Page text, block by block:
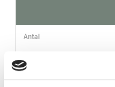
Antal
1 stk